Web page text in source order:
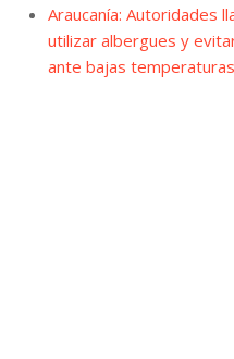
Araucanía: Autoridades
utilizar albergues y
ante bajas temperaturas